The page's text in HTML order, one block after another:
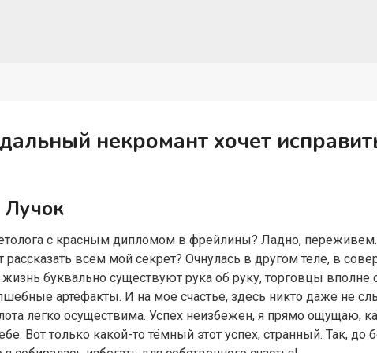
некромант хочет
с красным дипломом в фрейлины? Ладно,
рассказать всем мой секрет? Очнулась в другом теле, в
буквально существуют рука об руку, торговцы
артефакты. И на моё счастье, здесь никто даже не
легко осуществима. Успех неизбежен, я прямо ощущаю,
Вот только какой-то тёмный этот успех, странный. Так, до